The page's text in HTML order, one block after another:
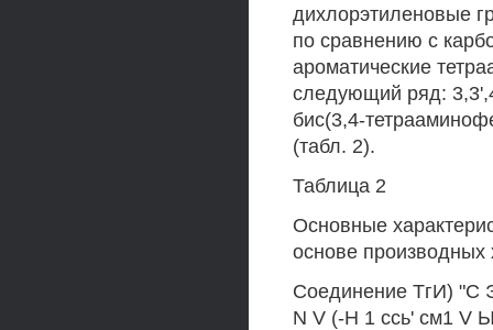
дихлорэтиленовые
по сравнению с
ароматические
следующий ряд:
бис(3,4-
(табл. 2).
Таблица 2
Основные
основе производных
Соединение ТгИ) "С
N V (-Н 1 ссь' см1 V